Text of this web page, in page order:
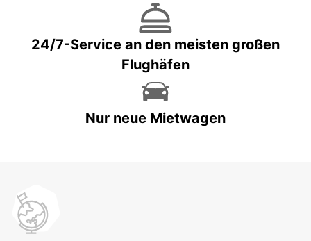
24/7-Service an den meisten großen
Flughäfen
Nur neue Mietwagen